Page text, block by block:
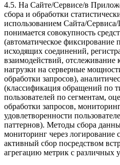
4.5. На Сайте/Сервисе/в
сбора и обработки
использованием Сайта/
понимается совокупность
(автоматическое фиксирование
исходящих соединений,
взаимодействий, отслеживание
нагрузки на серверные
обработки запросов),
(классификация обращений по
пользователей по сегментам,
обработки запросов,
удовлетворенности
паттернов). Методы сбора
мониторинг через логирование
активный сбор посредством
агрегацию метрик с различных